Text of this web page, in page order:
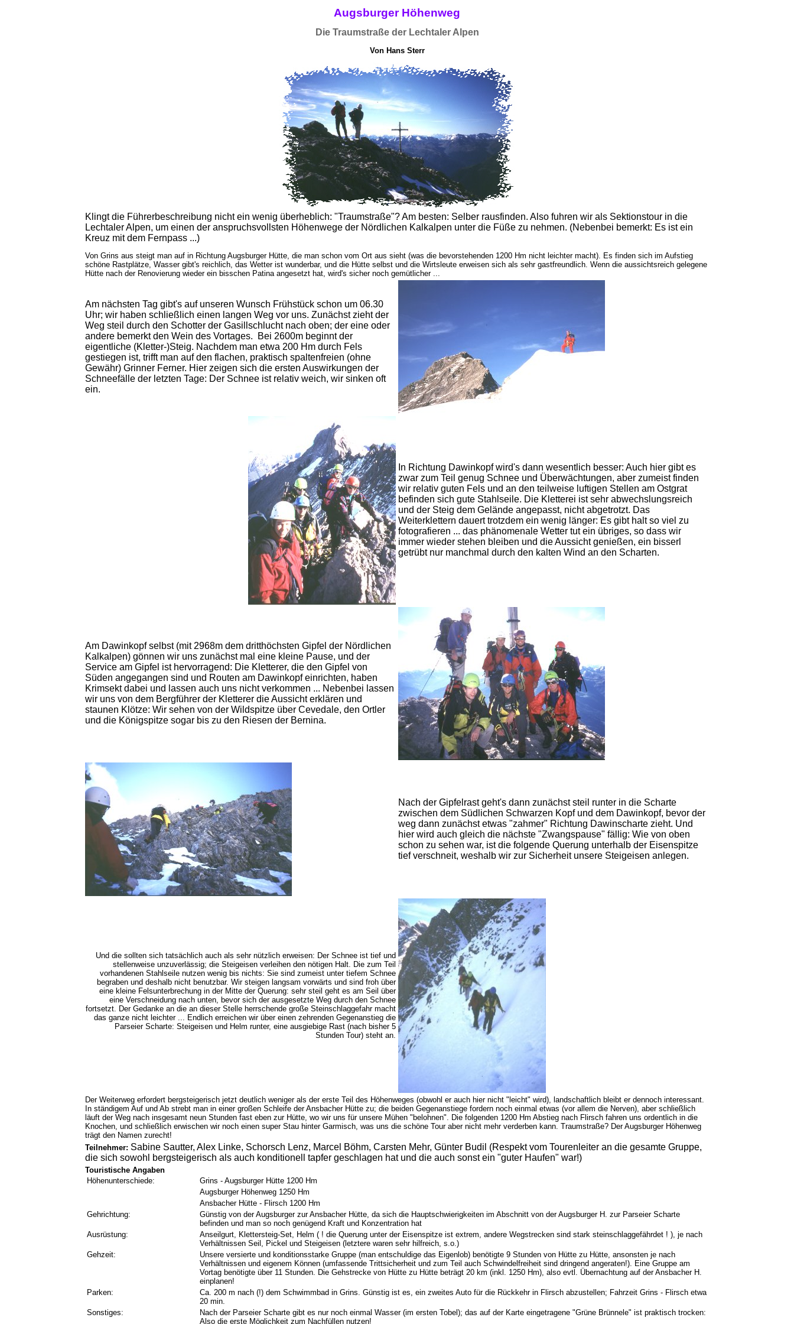
Augsburger Höhenweg
Die Traumstraße der Lechtaler Alpen
Von Hans Sterr
Klingt die Führerbeschreibung nicht ein wenig überheblich: "Traumstraße"? Am besten: Selber rausfinden. Also fuhren wir als Sektionstour in die
Lechtaler Alpen, um einen der anspruchsvollsten Höhenwege der Nördlichen Kalkalpen unter die Füße zu nehmen. (Nebenbei bemerkt: Es ist ein
Kreuz mit dem Fernpass ...)
Von Grins aus steigt man auf in Richtung Augsburger Hütte, die man schon vom Ort aus sieht (was die bevorstehenden 1200 Hm nicht leichter macht). Es finden sich im Aufstieg
schöne Rastplätze, Wasser gibt's reichlich, das Wetter ist wunderbar, und die Hütte selbst und die Wirtsleute erweisen sich als sehr gastfreundlich. Wenn die aussichtsreich gelegene
Hütte nach der Renovierung wieder ein bisschen Patina angesetzt hat, wird's sicher noch gemütlicher ...
Am nächsten Tag gibt's auf unseren Wunsch Frühstück schon um 06.30
Uhr; wir haben schließlich einen langen Weg vor uns. Zunächst zieht der
Weg steil durch den Schotter der Gasillschlucht nach oben; der eine oder
andere bemerkt den Wein des Vortages. Bei 2600m beginnt der
eigentliche (Kletter-)Steig. Nachdem man etwa 200 Hm durch Fels
gestiegen ist, trifft man auf den flachen, praktisch spaltenfreien (ohne
Gewähr) Grinner Ferner. Hier zeigen sich die ersten Auswirkungen der
Schneefälle der letzten Tage: Der Schnee ist relativ weich, wir sinken oft
ein.
In Richtung Dawinkopf wird's dann wesentlich besser: Auch hier gibt es
zwar zum Teil genug Schnee und Überwächtungen, aber zumeist finden
wir relativ guten Fels und an den teilweise luftigen Stellen am Ostgrat
befinden sich gute Stahlseile. Die Kletterei ist sehr abwechslungsreich
und der Steig dem Gelände angepasst, nicht abgetrotzt. Das
Weiterklettern dauert trotzdem ein wenig länger: Es gibt halt so viel zu
fotografieren ... das phänomenale Wetter tut ein übriges, so dass wir
immer wieder stehen bleiben und die Aussicht genießen, ein bisserl
getrübt nur manchmal durch den kalten Wind an den Scharten.
Am Dawinkopf selbst (mit 2968m dem dritthöchsten Gipfel der Nördlichen
Kalkalpen) gönnen wir uns zunächst mal eine kleine Pause, und der
Service am Gipfel ist hervorragend: Die Kletterer, die den Gipfel von
Süden angegangen sind und Routen am Dawinkopf einrichten, haben
Krimsekt dabei und lassen auch uns nicht verkommen ... Nebenbei lassen
wir uns von dem Bergführer der Kletterer die Aussicht erklären und
staunen Klötze: Wir sehen von der Wildspitze über Cevedale, den Ortler
und die Königspitze sogar bis zu den Riesen der Bernina.
Nach der Gipfelrast geht's dann zunächst steil runter in die Scharte
zwischen dem Südlichen Schwarzen Kopf und dem Dawinkopf, bevor der
weg dann zunächst etwas "zahmer" Richtung Dawinscharte zieht. Und
hier wird auch gleich die nächste "Zwangspause" fällig: Wie von oben
schon zu sehen war, ist die folgende Querung unterhalb der Eisenspitze
tief verschneit, weshalb wir zur Sicherheit unsere Steigeisen anlegen.
Und die sollten sich tatsächlich auch als sehr nützlich erweisen: Der Schnee ist tief und
stellenweise unzuverlässig; die Steigeisen verleihen den nötigen Halt. Die zum Teil
vorhandenen Stahlseile nutzen wenig bis nichts: Sie sind zumeist unter tiefem Schnee
begraben und deshalb nicht benutzbar. Wir steigen langsam vorwärts und sind froh über
eine kleine Felsunterbrechung in der Mitte der Querung: sehr steil geht es am Seil über
eine Verschneidung nach unten, bevor sich der ausgesetzte Weg durch den Schnee
fortsetzt. Der Gedanke an die an dieser Stelle herrschende große Steinschlaggefahr macht
das ganze nicht leichter ... Endlich erreichen wir über einen zehrenden Gegenanstieg die
Parseier Scharte: Steigeisen und Helm runter, eine ausgiebige Rast (nach bisher 5
Stunden Tour) steht an.
Der Weiterweg erfordert bergsteigerisch jetzt deutlich weniger als der erste Teil des Höhenweges (obwohl er auch hier nicht "leicht" wird), landschaftlich bleibt er dennoch interessant.
In ständigem Auf und Ab strebt man in einer großen Schleife der Ansbacher Hütte zu; die beiden Gegenanstiege fordern noch einmal etwas (vor allem die Nerven), aber schließlich
läuft der Weg nach insgesamt neun Stunden fast eben zur Hütte, wo wir uns für unsere Mühen "belohnen". Die folgenden 1200 Hm Abstieg nach Flirsch fahren uns ordentlich in die
Knochen, und schließlich erwischen wir noch einen super Stau hinter Garmisch, was uns die schöne Tour aber nicht mehr verderben kann. Traumstraße? Der Augsburger Höhenweg
trägt den Namen zurecht!
Teilnehmer: Sabine Sautter, Alex Linke, Schorsch Lenz, Marcel Böhm, Carsten Mehr, Günter Budil (Respekt vom Tourenleiter an die gesamte Gruppe,
die sich sowohl bergsteigerisch als auch konditionell tapfer geschlagen hat und die auch sonst ein "guter Haufen" war!)
Touristische Angaben
Höhenunterschiede:
Grins - Augsburger Hütte 1200 Hm
Augsburger Höhenweg 1250 Hm
Ansbacher Hütte - Flirsch 1200 Hm
Gehrichtung:
Günstig von der Augsburger zur Ansbacher Hütte, da sich die Hauptschwierigkeiten im Abschnitt von der Augsburger H. zur Parseier Scharte
befinden und man so noch genügend Kraft und Konzentration hat
Ausrüstung:
Anseilgurt, Klettersteig-Set, Helm ( ! die Querung unter der Eisenspitze ist extrem, andere Wegstrecken sind stark steinschlaggefährdet ! ), je nach
Verhältnissen Seil, Pickel und Steigeisen (letztere waren sehr hilfreich, s.o.)
Gehzeit:
Unsere versierte und konditionsstarke Gruppe (man entschuldige das Eigenlob) benötigte 9 Stunden von Hütte zu Hütte, ansonsten je nach
Verhältnissen und eigenem Können (umfassende Trittsicherheit und zum Teil auch Schwindelfreiheit sind dringend angeraten!). Eine Gruppe am
Vortag benötigte über 11 Stunden. Die Gehstrecke von Hütte zu Hütte beträgt 20 km (inkl. 1250 Hm), also evtl. Übernachtung auf der Ansbacher H.
einplanen!
Parken:
Ca. 200 m nach (!) dem Schwimmbad in Grins. Günstig ist es, ein zweites Auto für die Rückkehr in Flirsch abzustellen; Fahrzeit Grins - Flirsch etwa
20 min.
Sonstiges:
Nach der Parseier Scharte gibt es nur noch einmal Wasser (im ersten Tobel); das auf der Karte eingetragene "Grüne Brünnele" ist praktisch trocken:
Also die erste Möglichkeit zum Nachfüllen nutzen!